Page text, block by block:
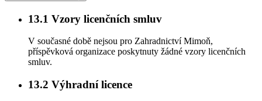
13.1 Vzory licenčních smluv
V současné době nejsou pro Zahradnictví Mimoň,
příspěvková organizace poskytnuty žádné vzory licenčních
smluv.
13.2 Výhradní licence